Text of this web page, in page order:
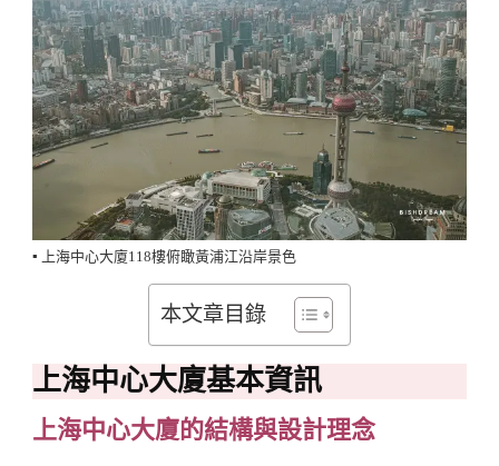
▪️ 上海中心大廈118樓俯瞰黃浦江沿岸景色
本文章目錄
上海中心大廈基本資訊
上海中心大廈的結構與設計理念